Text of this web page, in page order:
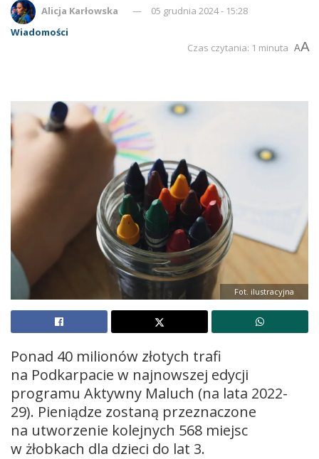
Alicja Karłowska
05 grudnia 2024 - 15:28
Wiadomości
Czas czytania: 1 minuta AA
Fot. ilustracyjna
Ponad 40 milionów złotych trafi
na Podkarpacie w najnowszej edycji
programu Aktywny Maluch (na lata 2022-
29). Pieniądze zostaną przeznaczone
na utworzenie kolejnych 568 miejsc
w żłobkach dla dzieci do lat 3.